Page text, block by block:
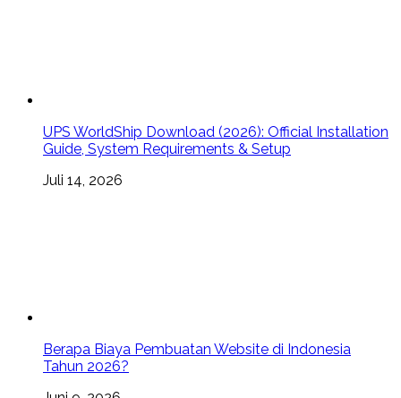
UPS WorldShip Download (2026): Official Installation
Guide, System Requirements & Setup
Juli 14, 2026
Berapa Biaya Pembuatan Website di Indonesia
Tahun 2026?